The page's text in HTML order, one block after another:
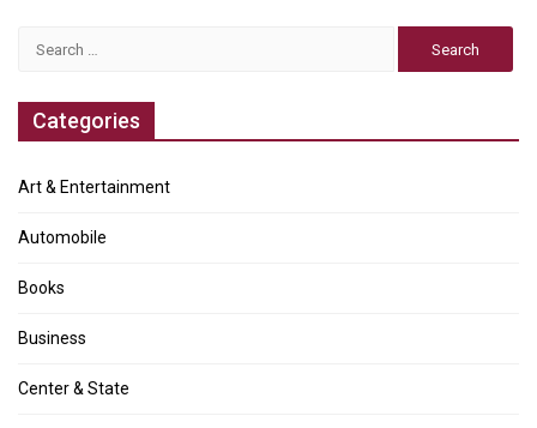
Categories
Art & Entertainment
Automobile
Books
Business
Center & State